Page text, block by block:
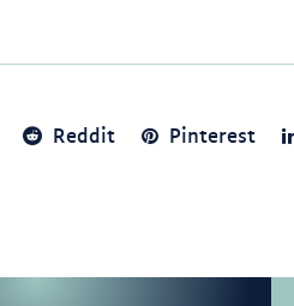
Reddit Pinterest